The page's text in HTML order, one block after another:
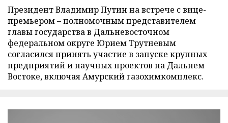
Президент Владимир Путин на встрече с вице-
премьером – полномочным представителем
главы государства в Дальневосточном
федеральном округе Юрием Трутневым
согласился принять участие в запуске крупных
предприятий и научных проектов на Дальнем
Востоке, включая Амурский газохимкомплекс.